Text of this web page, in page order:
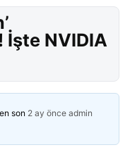
NVIDIA
son 2 ay önce admin